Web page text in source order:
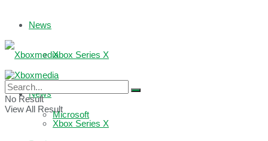
News
Xbox Series X
Microsoft
News
Xbox Series X
No Result
View All Result